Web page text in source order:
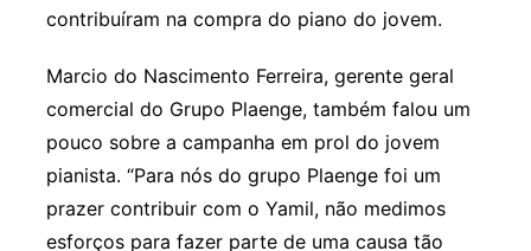
contribuíram na compra do piano do jovem.
Marcio do Nascimento Ferreira, gerente geral
comercial do Grupo Plaenge, também falou um
pouco sobre a campanha em prol do jovem
pianista. “Para nós do grupo Plaenge foi um
prazer contribuir com o Yamil, não medimos
esforços para fazer parte de uma causa tão